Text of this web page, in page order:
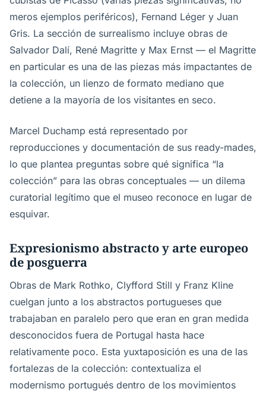
meros ejemplos periféricos), Fernand Léger y Juan
Gris. La sección de surrealismo incluye obras de
Salvador Dalí, René Magritte y Max Ernst — el Magritte
en particular es una de las piezas más impactantes de
la colección, un lienzo de formato mediano que
detiene a la mayoría de los visitantes en seco.
Marcel Duchamp está representado por
reproducciones y documentación de sus ready-mades,
lo que plantea preguntas sobre qué significa “la
colección” para las obras conceptuales — un dilema
curatorial legítimo que el museo reconoce en lugar de
esquivar.
Expresionismo abstracto y arte europeo
de posguerra
Obras de Mark Rothko, Clyfford Still y Franz Kline
cuelgan junto a los abstractos portugueses que
trabajaban en paralelo pero que eran en gran medida
desconocidos fuera de Portugal hasta hace
relativamente poco. Esta yuxtaposición es una de las
fortalezas de la colección: contextualiza el
modernismo portugués dentro de los movimientos